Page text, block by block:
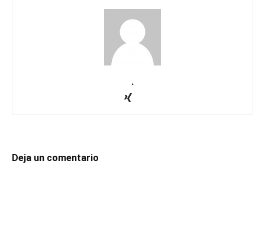
.
Deja un comentario